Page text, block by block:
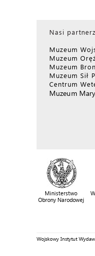
Nasi
Muzeum
Muzeum
Muzeum
Muzeum Sił
Centrum
Muzeum
Ministerstwo
Obrony Narodowej
Wojskowy Instytut